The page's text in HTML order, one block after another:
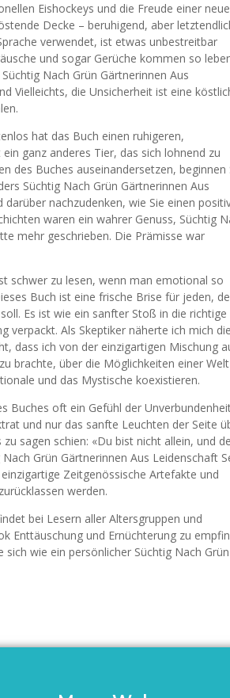
Eishockeys und die Freude einer
Decke – beruhigend, aber
verwendet, ist etwas unbestreitbar
und sogar Gerüche kommen so
Nach Grün Gärtnerinnen Aus
Vielleichts, die Unsicherheit ist eine
hat das Buch einen ruhigeren,
ganz anderes Tier, das sich lohnend zu
des Buches auseinandersetzen, beginnen
Süchtig Nach Grün Gärtnerinnen Aus
nachzudenken, wie Sie einen
waren ein wahrer Genuss, Süchtig
mehr geschrieben. Die Prämisse war
schwer zu lesen, wenn man emotional so
Buch ist eine frische Brise für jeden,
Es ist wie ein sanfter Stoß in die richtige
verpackt. Als Skeptiker näherte ich mich
dass ich von der einzigartigen Mischung
brachte, über die Möglichkeiten einer Welt
und das Mystische koexistieren.
Buches oft ein Gefühl der
und nur das sanfte Leuchten der Seite
sagen schien: «Du bist nicht allein, und
Grün Gärtnerinnen Aus Leidenschaft
Zeitgenössische Artefakte und
werden.
bei Lesern aller Altersgruppen und
Enttäuschung und Ernüchterung zu
wie ein persönlicher Süchtig Nach Grün